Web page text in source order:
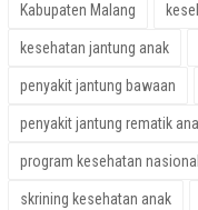
Kabupaten Malang
kesehatan jantung anak
penyakit jantung bawaan
penyakit jantung rematik
program kesehatan nasional
skrining kesehatan anak